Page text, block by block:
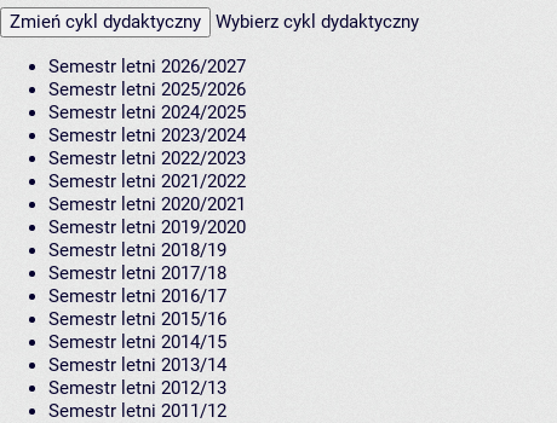
Zmień cykl dydaktyczny Wybierz cykl dydaktyczny
Semestr letni 2026/2027
Semestr letni 2025/2026
Semestr letni 2024/2025
Semestr letni 2023/2024
Semestr letni 2022/2023
Semestr letni 2021/2022
Semestr letni 2020/2021
Semestr letni 2019/2020
Semestr letni 2018/19
Semestr letni 2017/18
Semestr letni 2016/17
Semestr letni 2015/16
Semestr letni 2014/15
Semestr letni 2013/14
Semestr letni 2012/13
Semestr letni 2011/12